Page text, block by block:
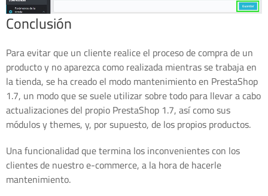
Conclusión
Para evitar que un cliente realice el proceso de compra de un
producto y no aparezca como realizada mientras se trabaja en
la tienda, se ha creado el modo mantenimiento en PrestaShop
1.7, un modo que se suele utilizar sobre todo para llevar a cabo
actualizaciones del propio PrestaShop 1.7, así como sus
módulos y themes, y, por supuesto, de los propios productos.
Una funcionalidad que termina los inconvenientes con los
clientes de nuestro e-commerce, a la hora de hacerle
mantenimiento.